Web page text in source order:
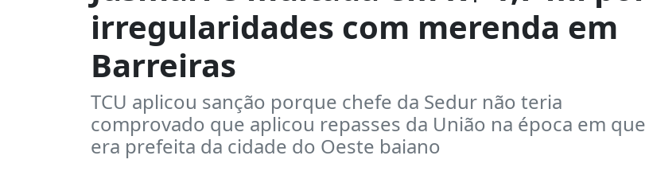
irregularidades com merenda em
Barreiras
TCU aplicou sanção porque chefe da Sedur não teria
comprovado que aplicou repasses da União na época em que
era prefeita da cidade do Oeste baiano